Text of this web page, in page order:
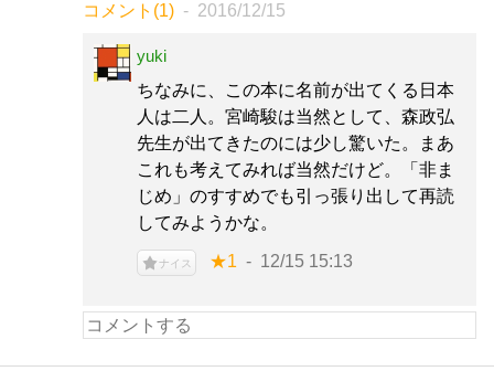
コメント(1) 2016/12/15
yuki
ちなみに、この本に名前が出てくる日本
人は二人。宮崎駿は当然として、森政弘
先生が出てきたのには少し驚いた。まあ
これも考えてみれば当然だけど。「非ま
じめ」のすすめでも引っ張り出して再読
してみようかな。
ナイス ★1 12/15 15:13